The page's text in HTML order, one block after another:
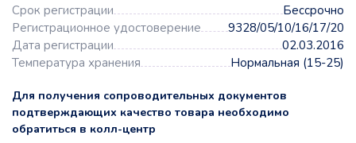
Срок регистрации
Бессрочно
Регистрационное удостоверение
9328/05/10/16/17/20
Дата регистрации
02.03.2016
Температура хранения
Нормальная (15-25)
Для получения сопроводительных документов
подтверждающих качество товара необходимо
обратиться в колл-центр